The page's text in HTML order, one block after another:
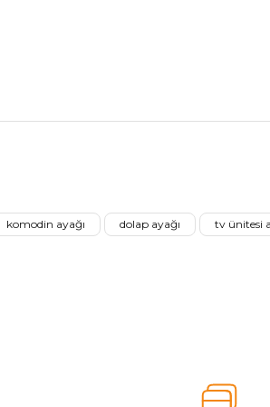
komodin ayağı dolap ayağı tv ünitesi